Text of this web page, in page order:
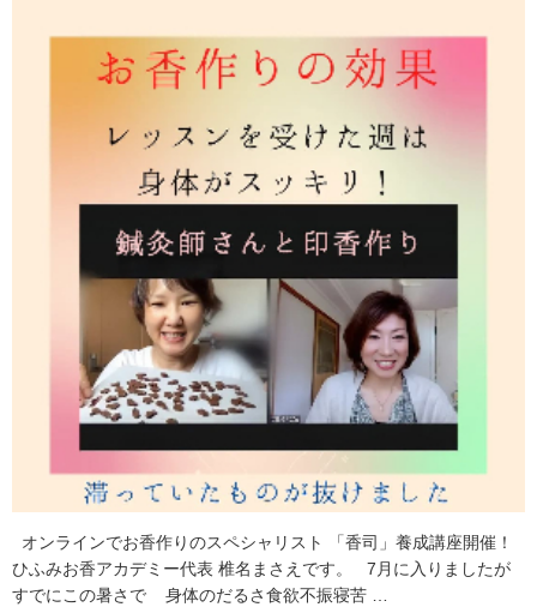
オンラインでお香作りのスペシャリスト 「香司」養成講座開催！
ひふみお香アカデミー代表 椎名まさえです。 7月に入りましたが
すでにこの暑さで 身体のだるさ食欲不振寝苦 …